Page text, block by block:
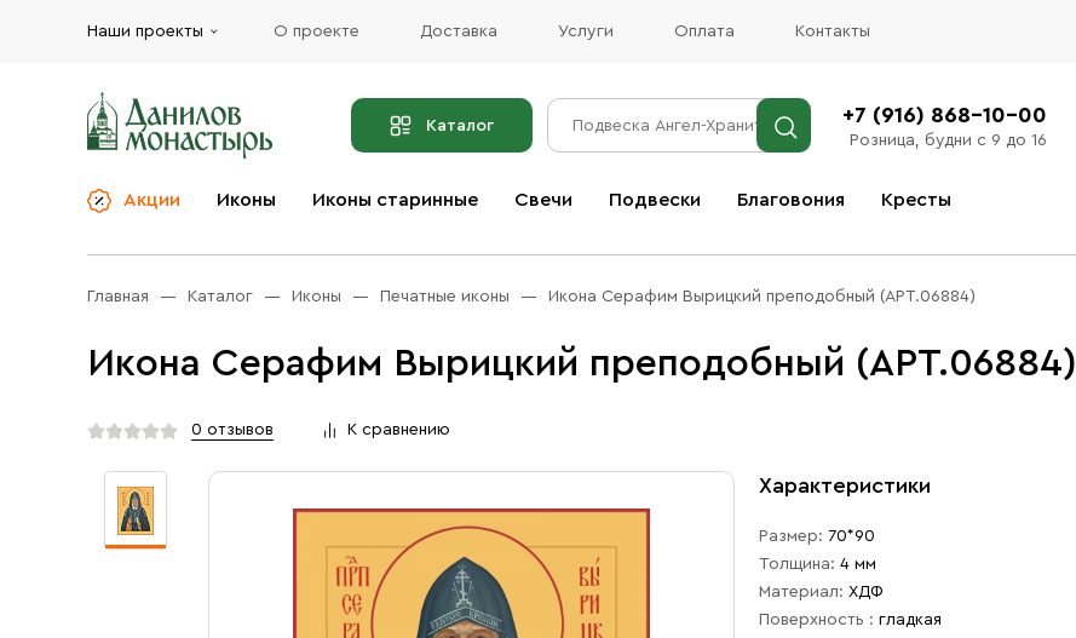
Наши проекты О проекте Доставка Услуги Оплата Контакты
Каталог +7 (916) 868-10-00
Розница, будни с 9 до 16
Акции Иконы Иконы старинные Свечи Подвески Благовония Кресты
Церковная утварь
Иконы
Ювелирные изделия
Бренды
Услуги
Главная Каталог Иконы Печатные иконы Икона Серафим Вырицкий преподобный (АРТ.06884)
Икона Серафим Вырицкий преподобный (АРТ.06884)
0 отзывов К сравнению
Характеристики
Размер: 70*90
Толщина: 4 мм
Материал: ХДФ
Поверхность : гладкая